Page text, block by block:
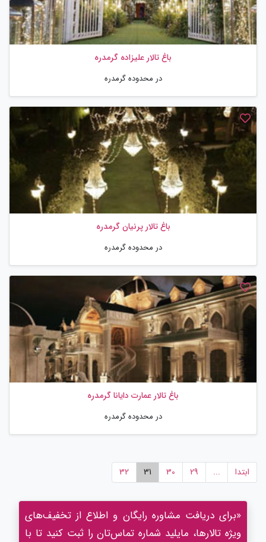
باغ تالار علیزاده گرمدره
در محدوده گرمدره
باغ تالار پرنیان گرمدره
در محدوده گرمدره
باغ تالار عمارت دایانا گرمدره
در محدوده گرمدره
ابتدا ...
29
30
31
32
«برای دریافت مشاوره رایگان و اطلاع از تخفیف‌های
ویژه تالارها، مایلید شماره تماس‌تان را ثبت کنید تا با